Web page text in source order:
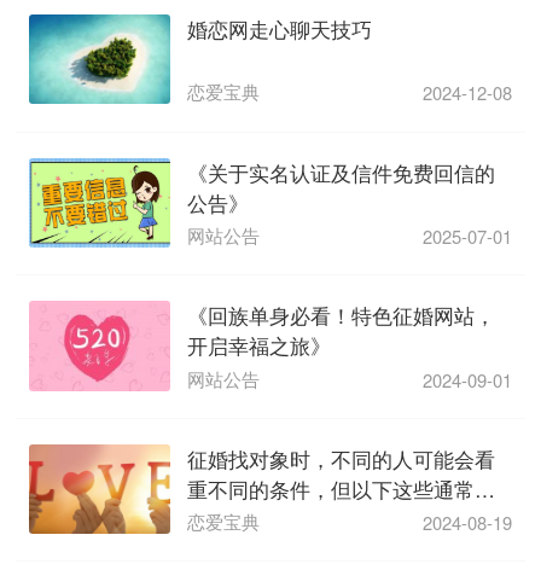
婚恋网走心聊天技巧
恋爱宝典 2024-12-08
《关于实名认证及信件免费回信的
公告》
网站公告 2025-07-01
《回族单身必看！特色征婚网站，
开启幸福之旅》
网站公告 2024-09-01
征婚找对象时，不同的人可能会看
重不同的条件，但以下这些通常被
认为是比较重要的...
恋爱宝典 2024-08-19